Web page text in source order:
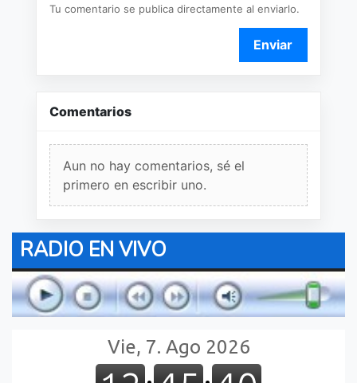
Tu comentario se publica directamente al enviarlo.
Enviar
Comentarios
Aun no hay comentarios, sé el
primero en escribir uno.
RADIO EN VIVO